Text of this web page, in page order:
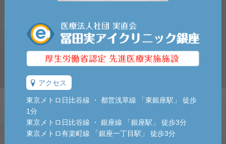
アクセス
東京メトロ日比谷線 ・ 都営浅草線 「東銀座駅」 徒歩
1分
東京メトロ日比谷線 ・ 銀座線 「銀座駅」 徒歩3分
東京メトロ有楽町線 「銀座一丁目駅」 徒歩3分